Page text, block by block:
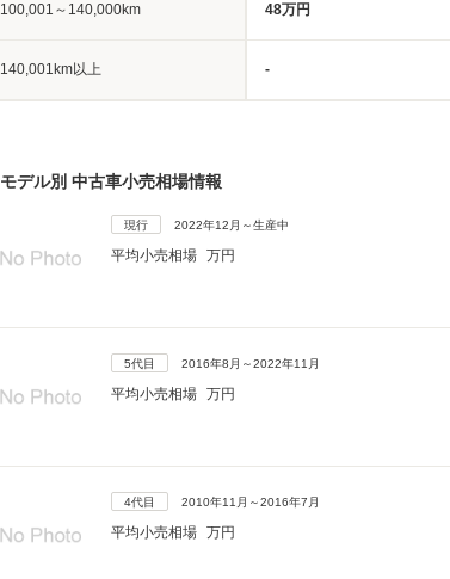
100,001～140,000km 48万円
140,001km以上 -
モデル別 中古車小売相場情報
現行 2022年12月～生産中
平均小売相場 万円
5代目 2016年8月～2022年11月
平均小売相場 万円
4代目 2010年11月～2016年7月
平均小売相場 万円